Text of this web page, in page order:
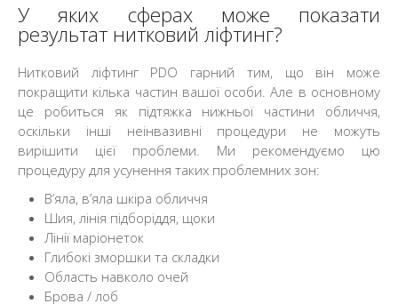
У яких сферах може показати
результат нитковий ліфтинг?
Нитковий ліфтинг PDO гарний тим, що він може
покращити кілька частин вашої особи. Але в основному
це робиться як підтяжка нижньої частини обличчя,
оскільки інші неінвазивні процедури не можуть
вирішити цієї проблеми. Ми рекомендуємо цю
процедуру для усунення таких проблемних зон:
В’яла, в’яла шкіра обличчя
Шия, лінія підборіддя, щоки
Лінії маріонеток
Глибокі зморшки та складки
Область навколо очей
Брова / лоб